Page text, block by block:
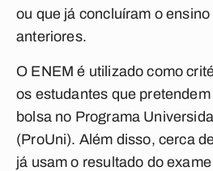
ou que já concluíram o
anteriores.
O ENEM é utilizado como
os estudantes que
bolsa no Programa
(ProUni). Além disso, cerca
já usam o resultado do